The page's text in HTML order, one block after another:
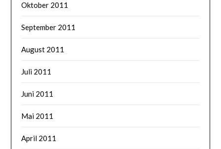
Oktober 2011
September 2011
August 2011
Juli 2011
Juni 2011
Mai 2011
April 2011